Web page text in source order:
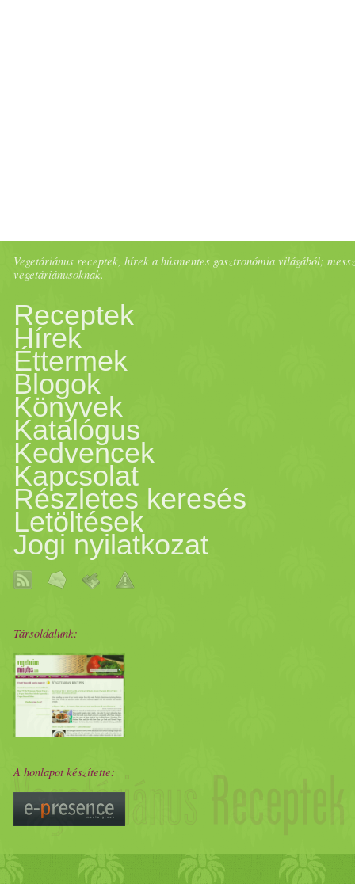
Vegetáriánus receptek, hírek a húsmentes gasztronómia világából;
vegetáriánusoknak.
Receptek
Hírek
Éttermek
Blogok
Könyvek
Katalógus
Kedvencek
Kapcsolat
Részletes keresés
Letöltések
Jogi nyilatkozat
Társoldalunk:
A honlapot készítette: